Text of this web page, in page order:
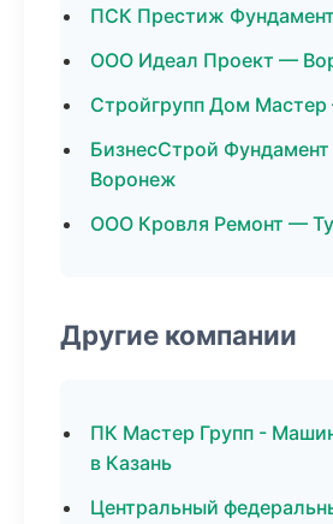
ПСК Престиж
ООО Идеал Проект —
Стройгрупп Дом
БизнесСтрой
Воронеж
ООО Кровля Ремонт —
Другие компании
ПК Мастер Групп -
в Казань
Центральный